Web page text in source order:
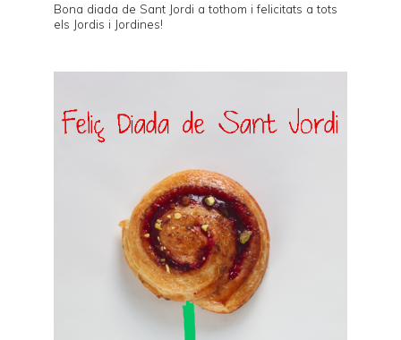
Bona diada de Sant Jordi a tothom i felicitats a tots
els Jordis i Jordines!